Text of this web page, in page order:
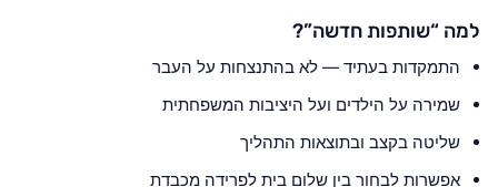
למה “שותפות חדשה”?
התמקדות בעתיד — לא בהתנצחות על העבר
שמירה על הילדים ועל היציבות המשפחתית
שליטה בקצב ובתוצאות התהליך
אפשרות לבחור בין שלום בית לפרידה מכבדת